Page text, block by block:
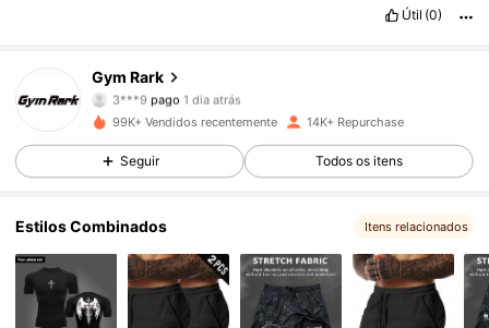
Útil (0)
Gym Rark
4,69
5.2K Seguidores
3***9 pago 1 dia atrás
4,69 5.2K Seguidores
4,69 5.2K Seguidores
4,69 5.2K Seguidores
99K+ Vendidos recentemente 14K+ Repurchase
Seguir Todos os itens
Estilos Combinados Itens relacionados